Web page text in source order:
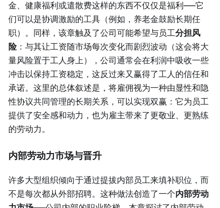
金、健康福利或遣散费这样的东西不仅仅是福利——它
们可以是协调激励的工具（例如，养老金鼓励长期任
职）。同样，该章触及了公司可能希望与员工分担风
险：与其让工资随市场每次变化而剧烈波动（这会将大
量风险置于工人身上），公司通常会在利润中吸收一些
冲击以保持工资稳定，这反过来又赢得了工人的信任和
承诺。这里的总体叙述是，将雇佣视为一种由显性和隐
性协议共同管理的长期关系，可以实现双赢：它为员工
提供了安全感和动力，也为雇主带来了更敬业、更熟练
的劳动力。
内部劳动力市场与晋升
许多大型组织倾向于通过提拔内部员工来填补职位，而
不是每次都从外部招聘。这种做法创造了一个内部劳动